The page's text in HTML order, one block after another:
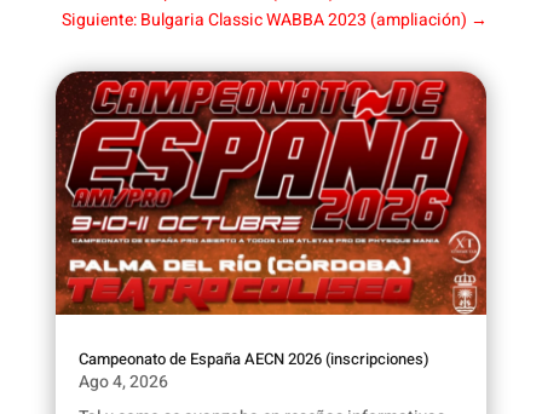
Siguiente: Bulgaria Classic WABBA 2023 (ampliación) →
Campeonato de España AECN 2026 (inscripciones)
Ago 4, 2026